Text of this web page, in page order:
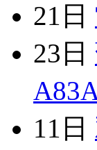
21日
23日
11日